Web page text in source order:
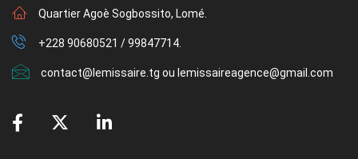
Quartier Agoè Sogbossito, Lomé.
+228 90680521 / 99847714.
contact@lemissaire.tg ou lemissaireagence@gmail.com